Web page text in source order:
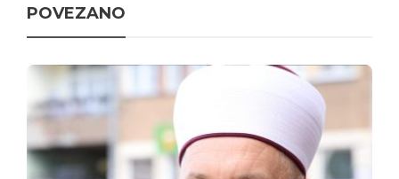
POVEZANO